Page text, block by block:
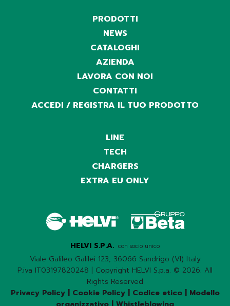
PRODOTTI
NEWS
CATALOGHI
AZIENDA
LAVORA CON NOI
CONTATTI
ACCEDI / REGISTRA IL TUO PRODOTTO
LINE
TECH
CHARGERS
EXTRA EU ONLY
HELVI S.P.A. con socio unico
Viale Galileo Galilei 123, 36066 Sandrigo (VI) Italy
P.iva IT03197820248 | Copyright HELVI S.p.a. © 2026. All
Rights Reserved
Privacy Policy| Cookie Policy| Codice etico| Modello